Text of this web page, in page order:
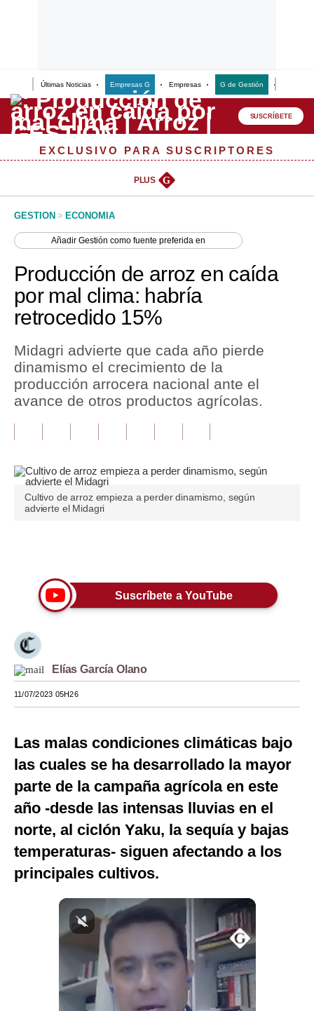
Últimas Noticias Empresas G Empresas G de Gestión
Lo último
Peru Quiosco
Management & Empleo
Perú
Política
Finanzas Personales
Inmobiliarias
Plus G
Editorial
Pregunta de hoy
Lujo
Moda
Estilos
Mundo
México
España
Internacional
Tecnología
Club del Suscriptor
G de Gestión
SUSCRÍBETE
EXCLUSIVO PARA SUSCRIPTORES
PLUS G
GESTION > ECONOMIA
AñadirGestión como fuente preferida en
Producción de arroz en caída
por mal clima: habría
retrocedido 15%
Midagri advierte que cada año pierde
dinamismo el crecimiento de la
producción arrocera nacional ante el
avance de otros productos agrícolas.
Cultivo de arroz empieza a perder dinamismo, según
advierte el Midagri
Suscríbete a YouTube
Elías García Olano
11/07/2023 05H26
Las malas condiciones climáticas bajo
las cuales se ha desarrollado la mayor
parte de la campaña agrícola en este
año -desde las intensas lluvias en el
norte, al ciclón Yaku, la sequía y bajas
temperaturas- siguen afectando a los
principales cultivos.